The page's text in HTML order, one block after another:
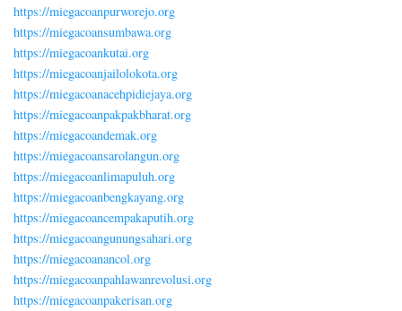
https://miegacoanpurworejo.org
https://miegacoansumbawa.org
https://miegacoankutai.org
https://miegacoanjailolokota.org
https://miegacoanacehpidiejaya.org
https://miegacoanpakpakbharat.org
https://miegacoandemak.org
https://miegacoansarolangun.org
https://miegacoanlimapuluh.org
https://miegacoanbengkayang.org
https://miegacoancempakaputih.org
https://miegacoangunungsahari.org
https://miegacoanancol.org
https://miegacoanpahlawanrevolusi.org
https://miegacoanpakerisan.org